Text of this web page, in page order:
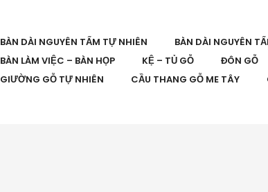
BÀN DÀI NGUYÊN TẤM TỰ NHIÊN BÀN DÀI NGUYÊN
BÀN LÀM VIỆC – BÀN HỌP
KỆ – TỦ GỖ ĐÔN GỖ
GIƯỜNG GỖ TỰ NHIÊN
CẦU THANG GỖ ME TÂY